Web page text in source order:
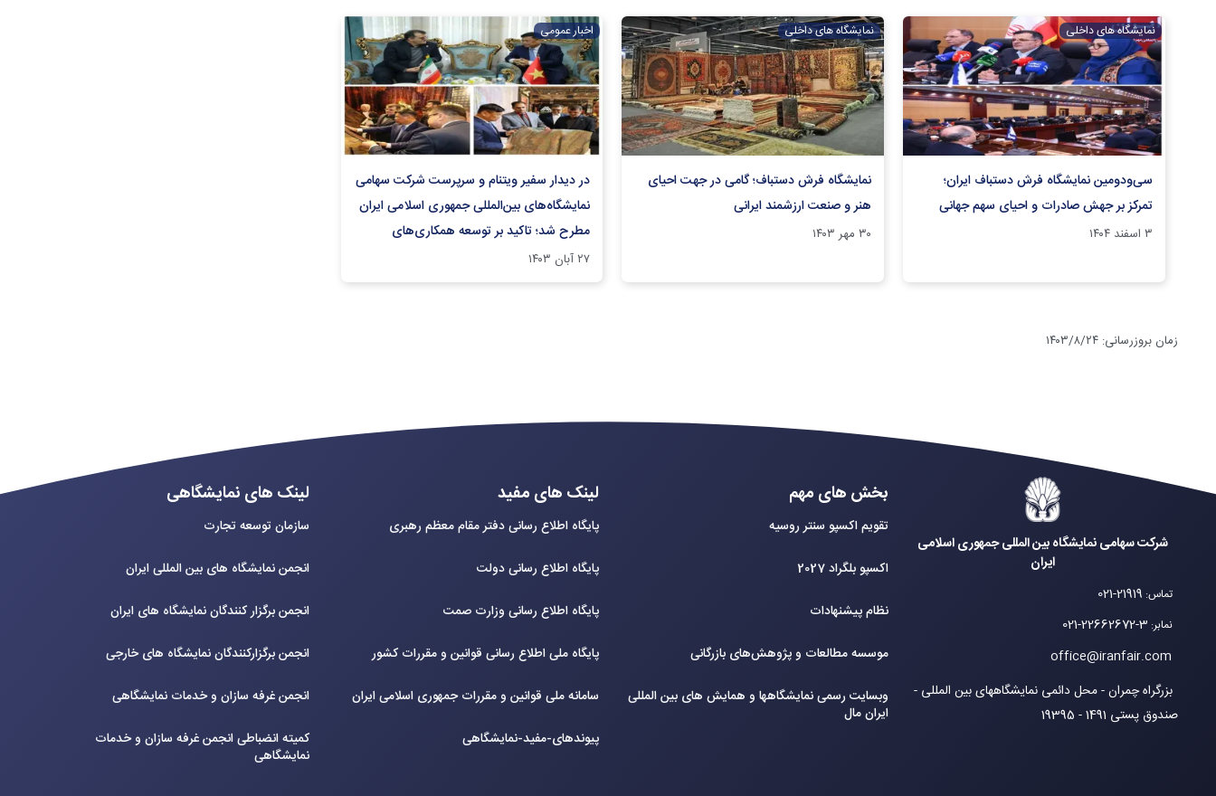
نمایشگاه های داخلی
سی‌ودومین نمایشگاه فرش دستباف ایران؛
تمرکز بر جهش صادرات و احیای سهم جهانی
۳ اسفند ۱۴۰۴
نمایشگاه های داخلی
نمایشگاه فرش دستباف؛ گامی در جهت احیای
هنر و صنعت ارزشمند ایرانی
۳۰ مهر ۱۴۰۳
اخبار عمومی
در دیدار سفیر ویتنام و سرپرست شرکت سهامی
نمایشگاه‌های بین‌المللی جمهوری اسلامی ایران
مطرح شد؛ تاکید بر توسعه همکاری‌های
نمایشگاهی فی‌مابین ایران و ویتنام
۲۷ آبان ۱۴۰۳
زمان بروزرسانی:۱۴۰۳/۸/۲۴
شرکت سهامی نمایشگاه بین المللی جمهوری اسلامی
ایران
تماس:
021-21919
نمابر:
021-22662672-3
office@iranfair.com
بزرگراه چمران - محل دائمی نمایشگاههای بین المللی -
صندوق پستی 1491 - 19395
بخش های مهم
تقویم اکسپو سنتر روسیه
اکسپو بلگراد 2027
نظام پیشنهادات
موسسه مطالعات و پژوهش‌های بازرگانی
وبسایت رسمی نمایشگاهها و همایش های بین‌ المللی
ایران مال
لینک های مفید
پایگاه اطلاع رسانی دفتر مقام معظم رهبری
پایگاه اطلاع رسانی دولت
پایگاه اطلاع رسانی وزارت صمت
پایگاه ملی اطلاع رسانی قوانین و مقررات کشور
سامانه ملی قوانین و مقررات جمهوری اسلامی ایران
پیوندهای-مفید-نمایشگاهی
لینک های نمایشگاهی
سازمان توسعه تجارت
انجمن نمایشگاه های بین المللی ایران
انجمن برگزار کنندگان نمایشگاه های ایران
انجمن برگزارکنندگان نمایشگاه های خارجی
انجمن غرفه سازان و خدمات نمایشگاهی
کمیته انضباطی انجمن غرفه سازان و خدمات
نمایشگاهی